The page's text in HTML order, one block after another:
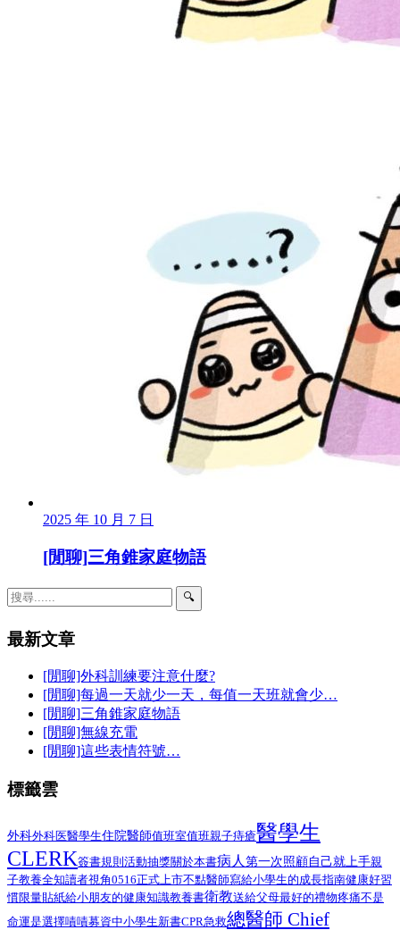
2025 年 10 月 7 日
[閒聊]三角錐家庭物語
🔍
最新文章
[閒聊]外科訓練要注意什麼?
[閒聊]每過一天就少一天，每值一天班就會少…
[閒聊]三角錐家庭物語
[閒聊]無線充電
[閒聊]這些表情符號…
標籤雲
外科外科医醫學生住院醫師值班室值班親子痔瘡醫學生
CLERK簽書規則 活動抽獎關於本書病人 第一次照顧自己就上手親
子教養全知讀者視角0516正式上市不點醫師寫給小學生的成長指南健康好習
慣限量貼紙給小朋友的健康知識教養書衛教送給父母最好的禮物疼痛不是
命運是選擇嘖嘖募資中小學生新書CPR急救總醫師 Chief